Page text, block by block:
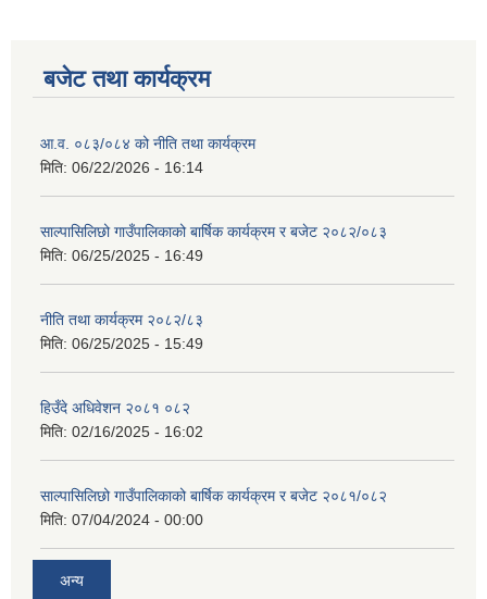
बजेट तथा कार्यक्रम
आ.व. ०८३/०८४ को नीति तथा कार्यक्रम
मिति: 06/22/2026 - 16:14
साल्पासिलिछो गाउँपालिकाको बार्षिक कार्यक्रम र बजेट २०८२/०८३
मिति: 06/25/2025 - 16:49
नीति तथा कार्यक्रम २०८२/८३
मिति: 06/25/2025 - 15:49
हिउँदे अधिवेशन २०८१ ०८२
मिति: 02/16/2025 - 16:02
साल्पासिलिछो गाउँपालिकाको बार्षिक कार्यक्रम र बजेट २०८१/०८२
मिति: 07/04/2024 - 00:00
अन्य